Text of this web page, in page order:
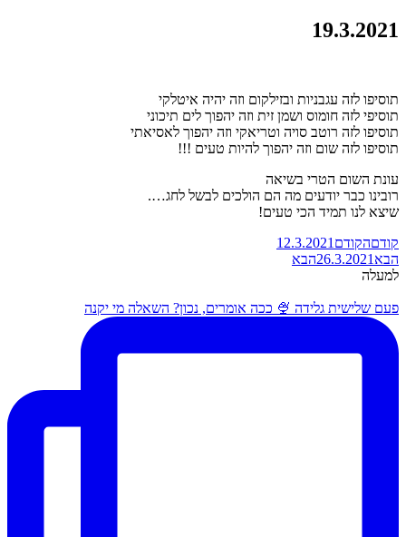
19.3.2021
תוסיפו לזה עגבניות ובזילקום וזה יהיה איטלקי
תוסיפי לזה חומוס ושמן זית וזה יהפוך לים תיכוני
תוסיפו לזה רוטב סויה וטריאקי וזה יהפוך לאסיאתי
תוסיפו לזה שום וזה יהפוך להיות טעים !!!
עונת השום הטרי בשיאה
רובינו כבר יודעים מה הם הולכים לבשל לחג….
שיצא לנו תמיד הכי טעים!
קודםהקודם 12.3.2021
הבא 26.3.2021הבא
למעלה
פעם שלישית גלידה 🍨 ככה אומרים, נכון? השאלה מי יקנה